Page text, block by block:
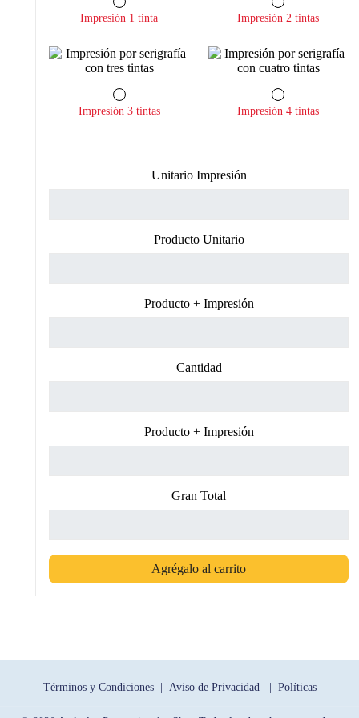
Impresión 1 tinta Impresión 2 tintas
Impresión 3 tintas Impresión 4 tintas
Unitario Impresión
Producto Unitario
Producto + Impresión
Cantidad
Producto + Impresión
Gran Total
Agrégalo al carrito
Términos y Condiciones | Aviso de Privacidad | Políticas